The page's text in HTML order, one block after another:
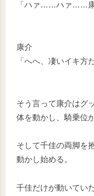
「ハァ……ハァ……
康介
「へへ、凄いイキ方
そう言って康介はグ
体を動かし、騎乗位
そして千佳の両脚を
動かし始める。
千佳だけが動いてい